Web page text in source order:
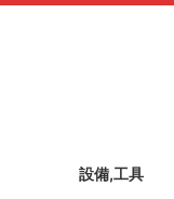
設備,工具